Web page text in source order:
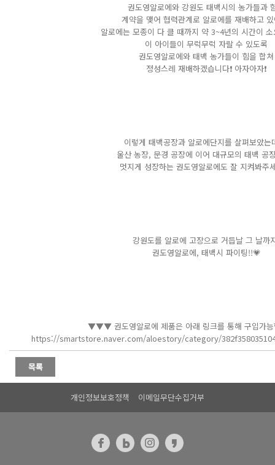
권도영알로에와 강원도 태백시의 농가들과
계약을 맺어 협력관계로 알로에를 재배하고
알로에는 모종이 다 클 때까지 약 3~4년의 시간이
이 아이들이 무럭무럭 자랄 수 있도록
권도영알로에와 태백 농가들이 힘을 합쳐
정성스레 재배하겠습니다❗ 아자아자❗
이렇게 태백공장과 알로에단지를 살펴보았는
울산 농장, 문경 공장에 이어 대규모의 태백 공
멋지게 성장하는 권도영알로에도 잘 지켜봐주
강원도를 알로에 고장으로 거듭날 그 날까
권도영알로에, 태백시 파이팅!!💗
▼▼▼ 권도영알로에 제품은 아래 링크를 통해 구입
https://smartstore.naver.com/aloestory/category/
개인정보보호정책 이메일무단수집거부